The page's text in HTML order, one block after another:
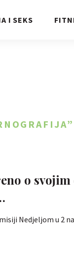
I SEKS
o svojim
Nedjeljom u 2